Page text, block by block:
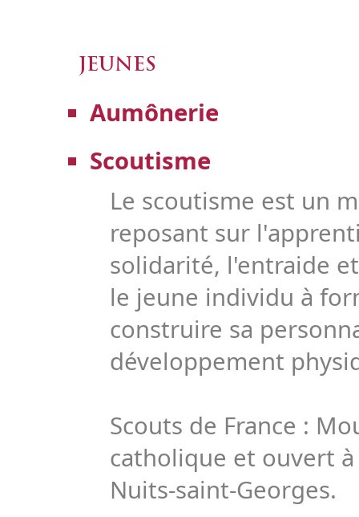
JEUNES
Aumônerie
Scoutisme
Le scoutisme est un
reposant sur
solidarité, l'entraide
le jeune individu à
construire sa
développement
Scouts de France :
catholique et ouvert à
Nuits-saint-Georges.